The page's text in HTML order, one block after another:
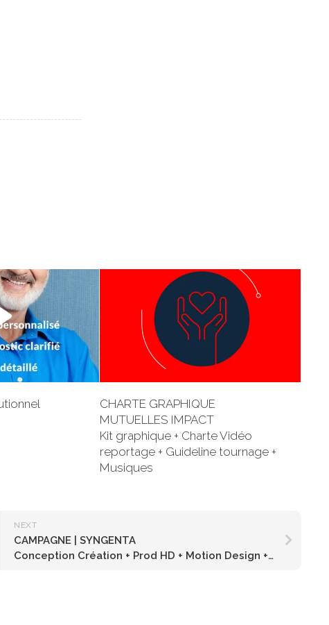
CHARTE GRAPHIQUE
MUTUELLES IMPACT
Kit graphique + Charte Vidéo
reportage + Guideline tournage +
Musiques
NEXT
CAMPAGNE | SYNGENTA
Conception Création + Prod HD + Motion Design + Musique